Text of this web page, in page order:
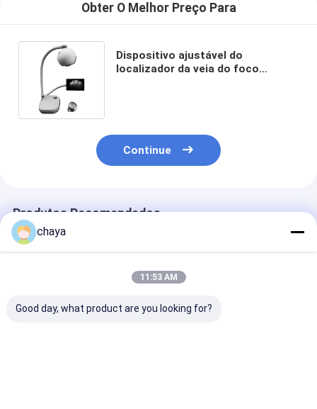
Obter O Melhor Preço Para
Dispositivo ajustável do
localizador da veia do foco
Continue
Produtos Recomendados
chaya
11:53 AM
Good day, what product are you looking for?